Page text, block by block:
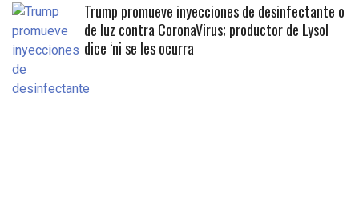
Trump promueve inyecciones de desinfectante o
de luz contra CoronaVirus; productor de Lysol
dice ‘ni se les ocurra